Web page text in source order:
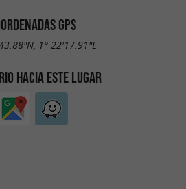
GPS
1° 22'17.91"E
HACIA ESTE LUGAR